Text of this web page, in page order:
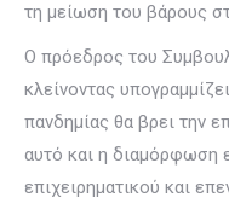
τη μείωση του βάρους
Ο πρόεδρος του
κλείνοντας
πανδημίας θα βρει την
αυτό και η διαμόρφωση
επιχειρηματικού και